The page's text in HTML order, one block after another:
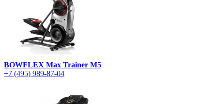
BOWFLEX Max Trainer M5
+7 (495) 989-87-04